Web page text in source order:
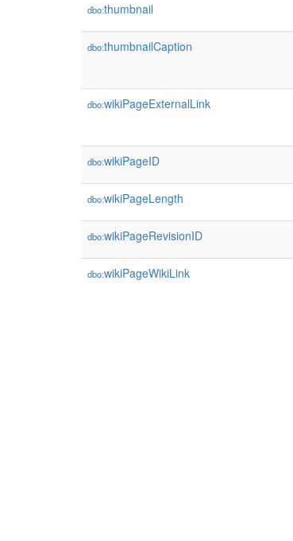
dbo:thumbnail
dbo:thumbnailCaption
dbo:wikiPageExternalLink
dbo:wikiPageID
dbo:wikiPageLength
dbo:wikiPageRevisionID
dbo:wikiPageWikiLink